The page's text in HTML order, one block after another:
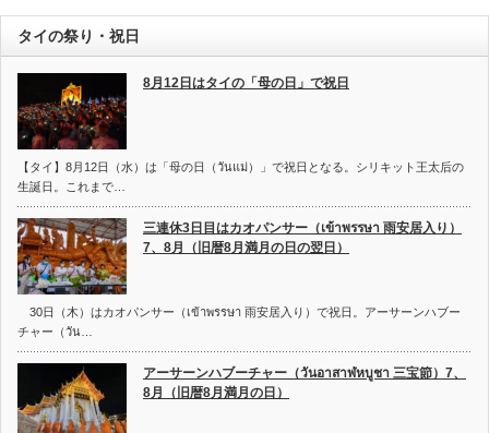
タイの祭り・祝日
8月12日はタイの「母の日」で祝日
【タイ】8月12日（水）は「母の日（วันแม่）」で祝日となる。シリキット王太后の
生誕日。これまで…
三連休3日目はカオパンサー（เข้าพรรษา 雨安居入り）
7、8月（旧暦8月満月の日の翌日）
30日（木）はカオパンサー（เข้าพรรษา 雨安居入り）で祝日。アーサーンハブー
チャー（วัน…
アーサーンハブーチャー（วันอาสาฬหบูชา 三宝節）7、
8月（旧暦8月満月の日）